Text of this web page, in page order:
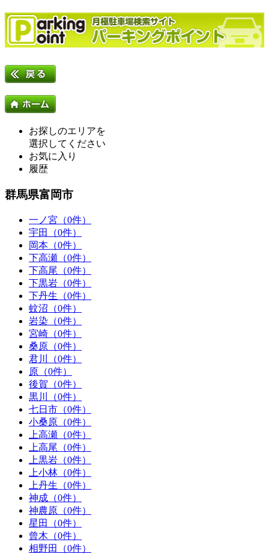
お探しのエリアを
選択してください
お気に入り
履歴
群馬県富岡市
一ノ宮（0件）
宇田（0件）
岡本（0件）
下高瀬（0件）
下高尾（0件）
下黒岩（0件）
下丹生（0件）
蚊沼（0件）
岩染（0件）
宮崎（0件）
桑原（0件）
君川（0件）
原（0件）
後賀（0件）
黒川（0件）
七日市（0件）
小桑原（0件）
上高瀬（0件）
上高尾（0件）
上黒岩（0件）
上小林（0件）
上丹生（0件）
神成（0件）
神農原（0件）
星田（0件）
曾木（0件）
相野田（0件）